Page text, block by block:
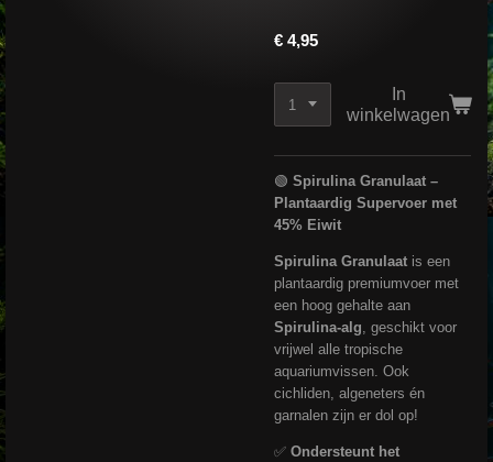
€ 4,95
In
winkelwagen
🟢 Spirulina Granulaat –
Plantaardig Supervoer met
45% Eiwit
Spirulina Granulaat is een
plantaardig premiumvoer met
een hoog gehalte aan
Spirulina-alg, geschikt voor
vrijwel alle tropische
aquariumvissen. Ook
cichliden, algeneters én
garnalen zijn er dol op!
✅ Ondersteunt het